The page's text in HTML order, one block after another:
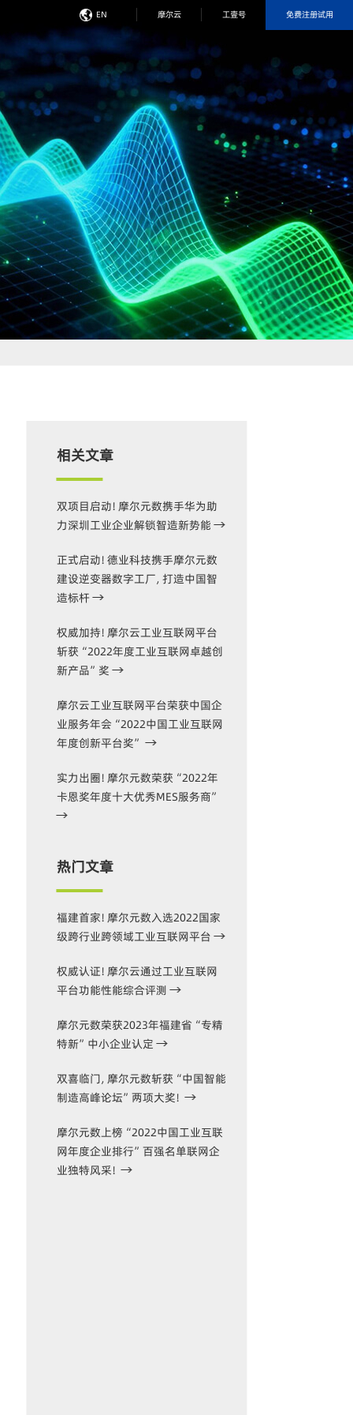
EN 摩尔云 工壹号 免费注册试用
相关文章
双项目启动！摩尔元数携手华为助
力深圳工业企业解锁智造新势能
正式启动！德业科技携手摩尔元数
建设逆变器数字工厂，打造中国智
造标杆
权威加持！摩尔云工业互联网平台
斩获“2022年度工业互联网卓越创
新产品”奖
摩尔云工业互联网平台荣获中国企
业服务年会“2022中国工业互联网
年度创新平台奖”
实力出圈！摩尔元数荣获“2022年
卡恩奖年度十大优秀MES服务商”
热门文章
福建首家！摩尔元数入选2022国家
级跨行业跨领域工业互联网平台
权威认证！摩尔云通过工业互联网
平台功能性能综合评测
摩尔元数荣获2023年福建省“专精
特新”中小企业认定
双喜临门，摩尔元数斩获“中国智能
制造高峰论坛”两项大奖！
摩尔元数上榜“2022中国工业互联
网年度企业排行”百强名单联网企
业独特风采！